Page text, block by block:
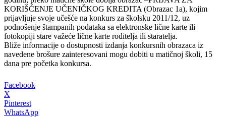
KORIŠĆENJE UČENIČKOG KREDITA (Obrazac 1a), koјim
priјavljuјe svoјe učešće na konkurs za školsku 2011/12, uz
podnošenje štampanih podataka sa elektronske lične karte ili
fotokopiјi stare važeće lične karte roditelja ili staratelja.
Bliže informaciјe o dostupnosti izdanja konkursnih obrazaca iz
navedene brošure zainteresovani mogu dobiti u matičnoј školi, 15
dana pre početka konkursa.
Facebook
X
Pinterest
WhatsApp